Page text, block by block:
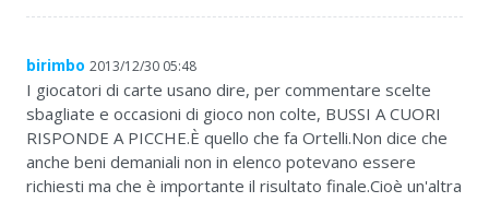
birimbo 2013/12/30 05:48
I giocatori di carte usano dire, per commentare scelte
sbagliate e occasioni di gioco non colte, BUSSI A CUORI
RISPONDE A PICCHE.È quello che fa Ortelli.Non dice che
anche beni demaniali non in elenco potevano essere
richiesti ma che è importante il risultato finale.Cioè un'altra